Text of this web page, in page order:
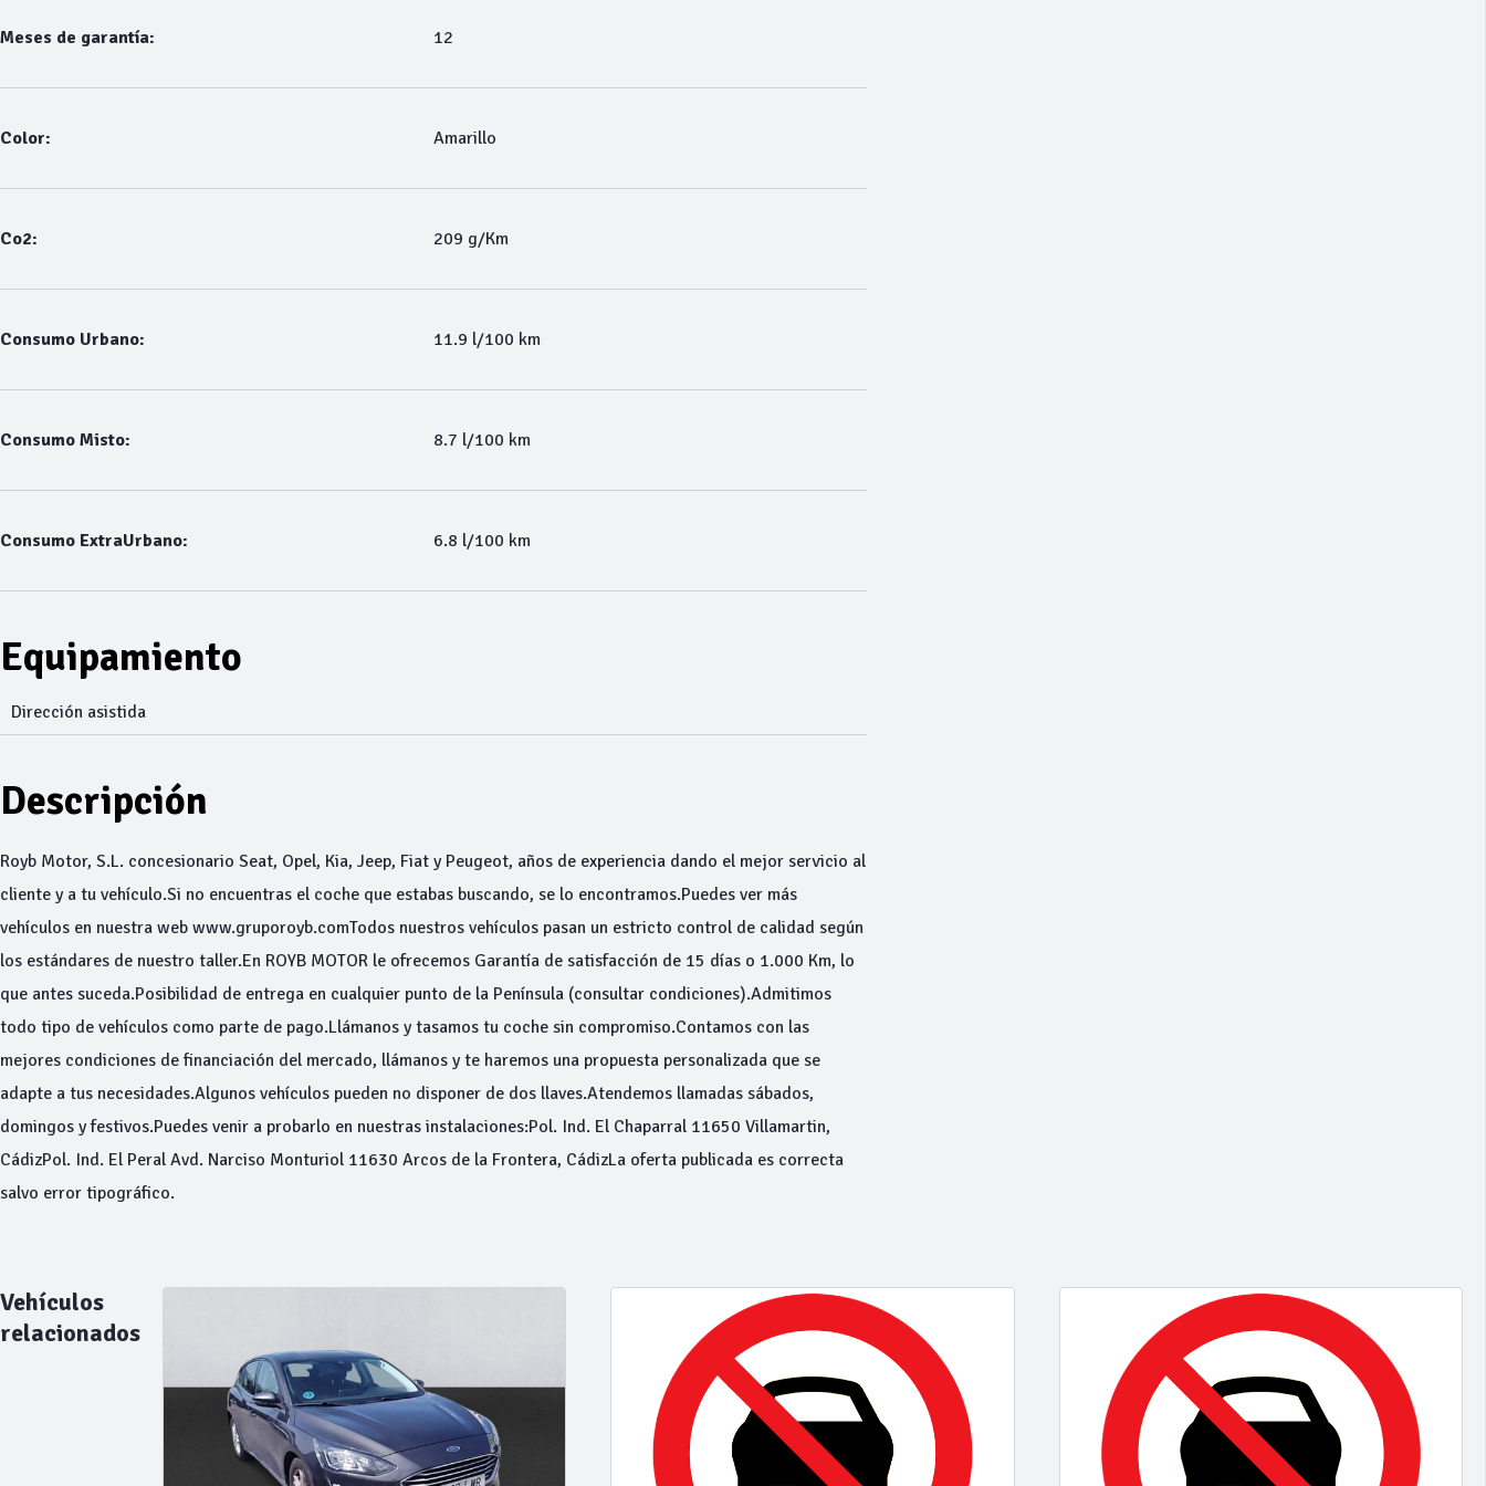
Meses de garantía: 12
Color: Amarillo
Co2: 209 g/Km
Consumo Urbano: 11.9 l/100 km
Consumo Misto: 8.7 l/100 km
Consumo ExtraUrbano: 6.8 l/100 km
Equipamiento
Dirección asistida
Descripción
Royb Motor, S.L. concesionario Seat, Opel, Kia, Jeep, Fiat y Peugeot, años de experiencia dando el mejor servicio al
cliente y a tu vehículo.Si no encuentras el coche que estabas buscando, se lo encontramos.Puedes ver más
vehículos en nuestra web www.gruporoyb.comTodos nuestros vehículos pasan un estricto control de calidad según
los estándares de nuestro taller.En ROYB MOTOR le ofrecemos Garantía de satisfacción de 15 días o 1.000 Km, lo
que antes suceda.Posibilidad de entrega en cualquier punto de la Península (consultar condiciones).Admitimos
todo tipo de vehículos como parte de pago.Llámanos y tasamos tu coche sin compromiso.Contamos con las
mejores condiciones de financiación del mercado, llámanos y te haremos una propuesta personalizada que se
adapte a tus necesidades.Algunos vehículos pueden no disponer de dos llaves.Atendemos llamadas sábados,
domingos y festivos.Puedes venir a probarlo en nuestras instalaciones:Pol. Ind. El Chaparral 11650 Villamartin,
CádizPol. Ind. El Peral Avd. Narciso Monturiol 11630 Arcos de la Frontera, CádizLa oferta publicada es correcta
salvo error tipográfico.
Vehículos
relacionados